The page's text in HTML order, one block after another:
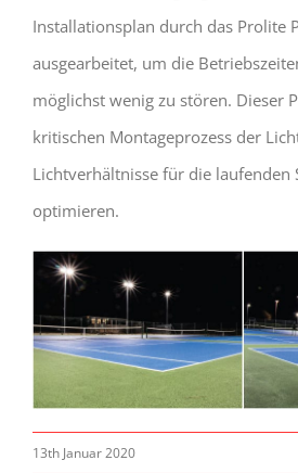
Installationsplan durch das Prolite
ausgearbeitet, um die
möglichst wenig zu stören. Dieser
kritischen Montageprozess der
Lichtverhältnisse für die laufenden
optimieren.
13th Januar 2020